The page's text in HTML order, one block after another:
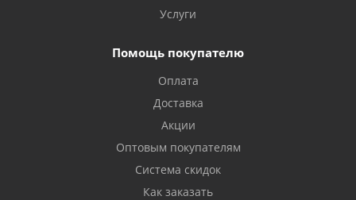
Услуги
Помощь покупателю
Оплата
Доставка
Акции
Оптовым покупателям
Система скидок
Как заказать